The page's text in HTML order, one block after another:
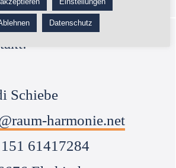
Schiebe
harmonie.net
61417284
Datenschutz